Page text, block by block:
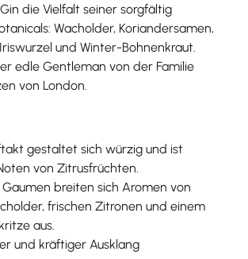
die Vielfalt seiner sorgfältig
Wacholder, Koriandersamen,
und Winter-Bohnenkraut.
edle Gentleman von der Familie
von London.
gestaltet sich würzig und ist
von Zitrusfrüchten.
Gaumen breiten sich Aromen von
frischen Zitronen und einem
aus.
und kräftiger Ausklang